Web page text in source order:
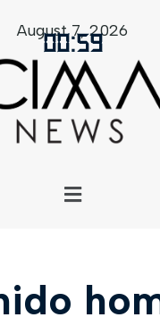
00:59
August 7, 2026